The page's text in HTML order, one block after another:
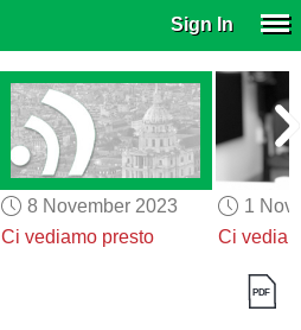
Sign In
8 November 2023
Ci vediamo presto
1
Ci